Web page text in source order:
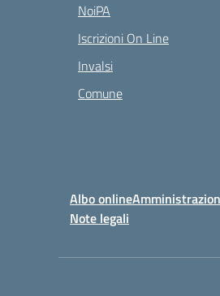
NoiPA
Iscrizioni On Line
Invalsi
Comune
Albo online
Note legali